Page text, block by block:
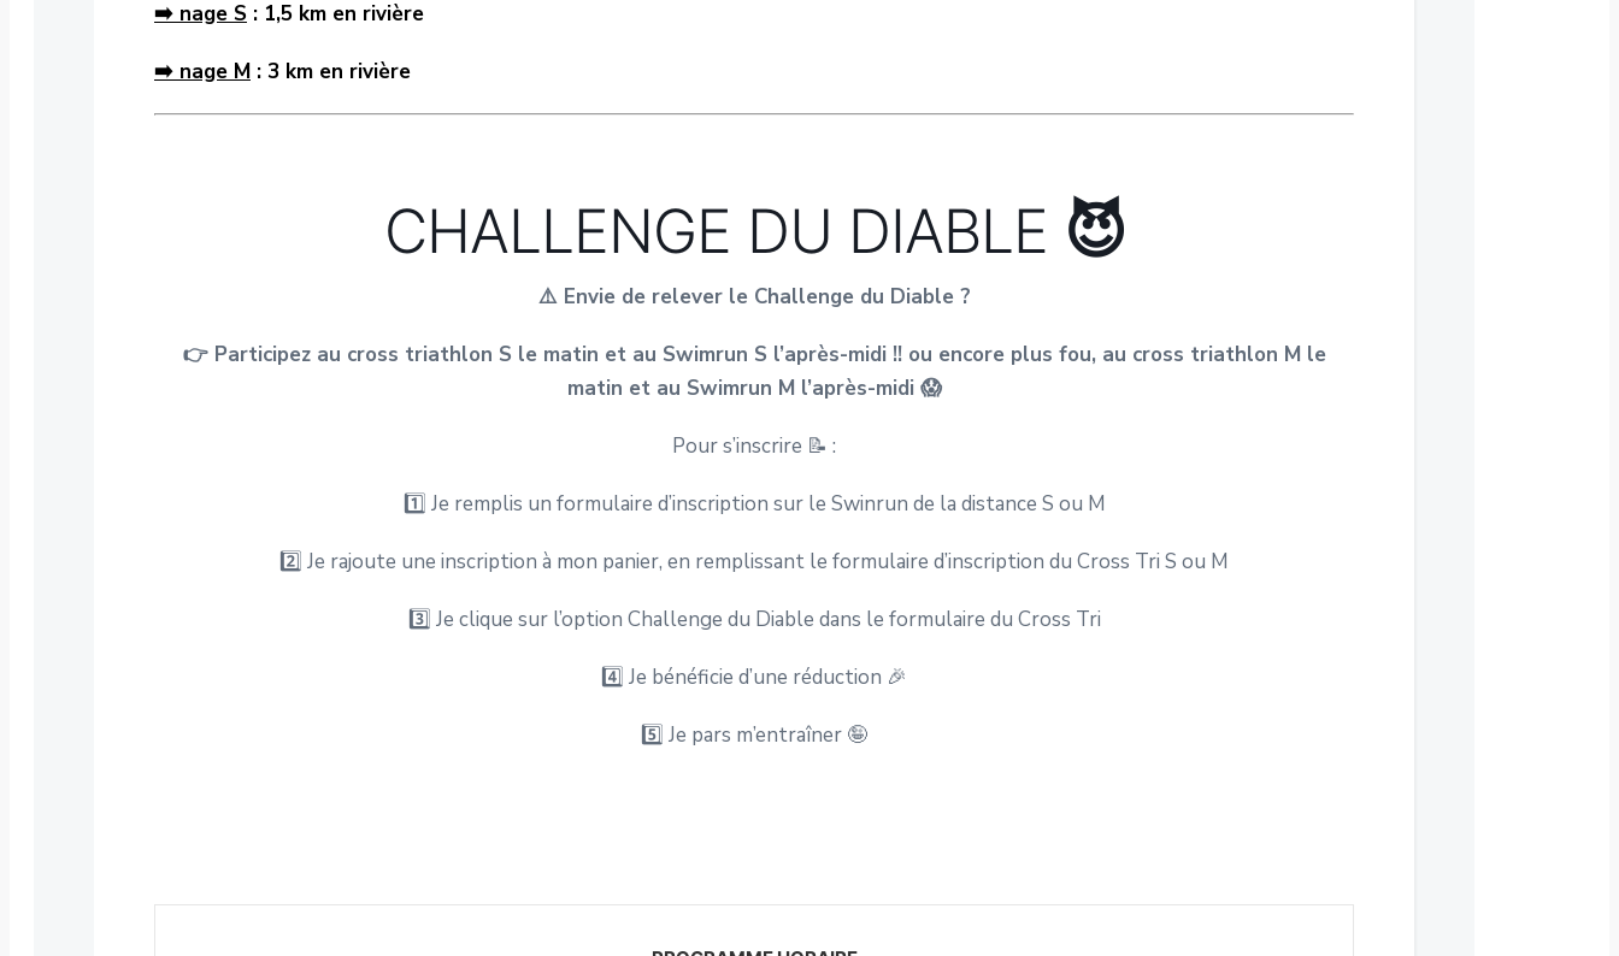
➡️ nage S : 1,5 km en rivière
➡️ nage M : 3 km en rivière
CHALLENGE DU DIABLE 😈
⚠️ Envie de relever le Challenge du Diable ?
👉 Participez au cross triathlon S le matin et au Swimrun S l’après-midi !! ou encore plus fou, au cross triathlon M le
matin et au Swimrun M l’après-midi 😱
Pour s’inscrire 📝 :
1️⃣ Je remplis un formulaire d’inscription sur le Swinrun de la distance S ou M
2️⃣ Je rajoute une inscription à mon panier, en remplissant le formulaire d’inscription du Cross Tri S ou M
3️⃣ Je clique sur l’option Challenge du Diable dans le formulaire du Cross Tri
4️⃣ Je bénéficie d’une réduction 🎉
5️⃣ Je pars m’entraîner 🤪